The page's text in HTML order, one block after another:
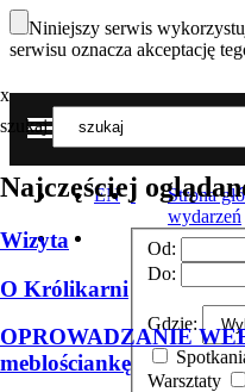
Niniejszy serwis
serwisu oznacza akceptację
MENU
x
szukaj
Najczęściej
Wizyta
O Królikarni
OPROWADZANIE
meblościankę
EN Strona
wydarzeń
Od:
Do:
Gdzie:
Warsztaty